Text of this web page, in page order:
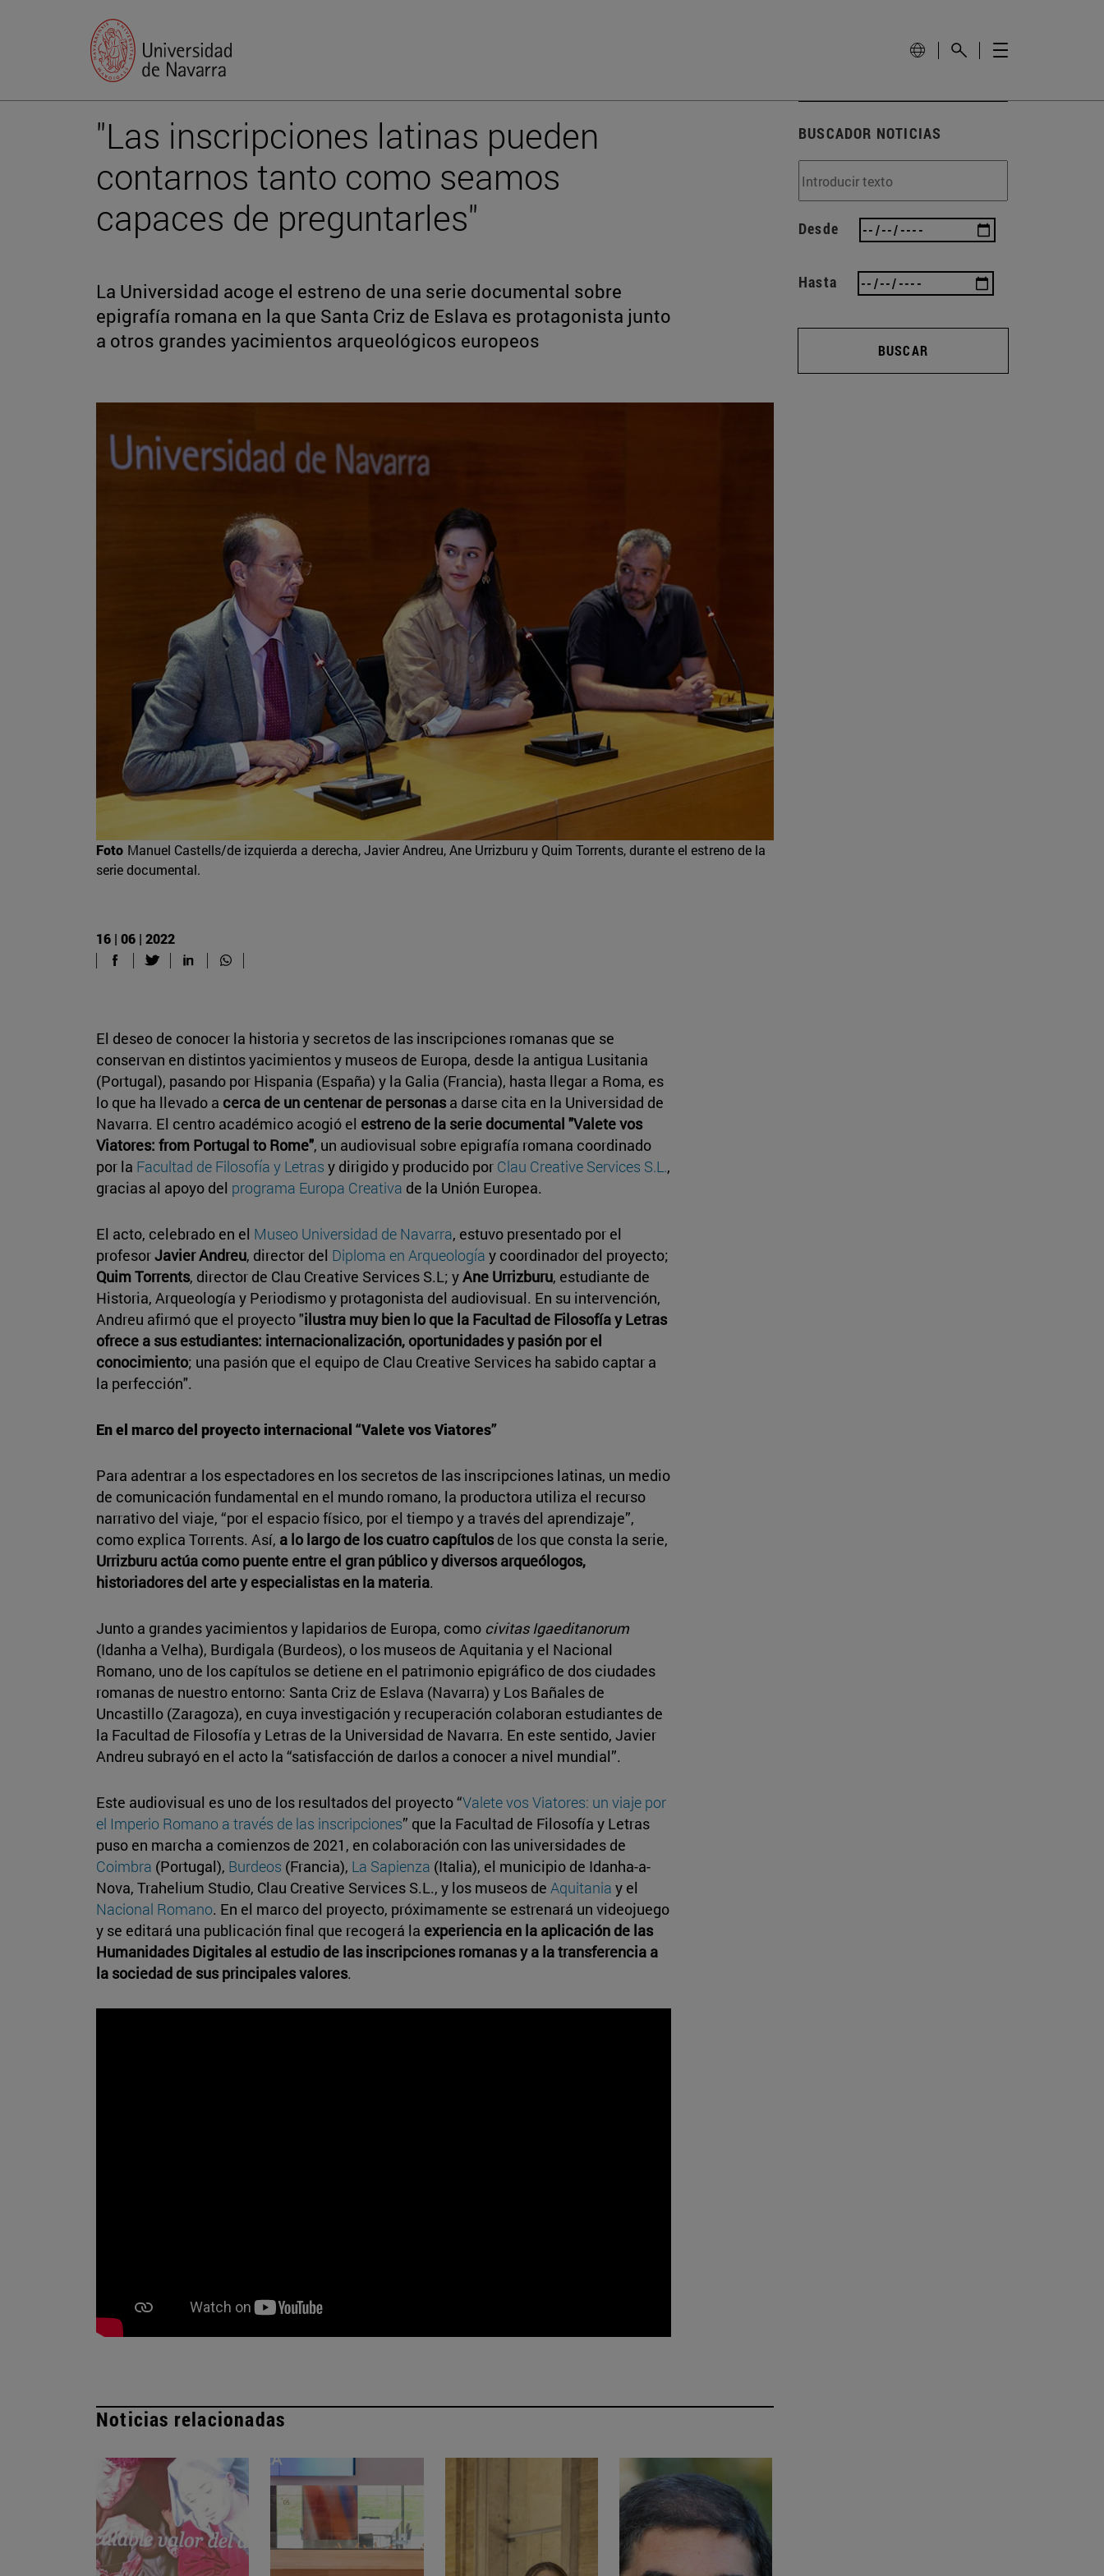
"Las inscripciones latinas pueden
contarnos tanto como seamos
capaces de preguntarles"
La Universidad acoge el estreno de una serie documental sobre
epigrafía romana en la que Santa Criz de Eslava es protagonista junto
a otros grandes yacimientos arqueológicos europeos
Foto Manuel Castells/de izquierda a derecha, Javier Andreu, Ane Urrizburu y Quim Torrents, durante el estreno de la
serie documental.
16 | 06 | 2022
El deseo de conocer la historia y secretos de las inscripciones romanas que se
conservan en distintos yacimientos y museos de Europa, desde la antigua Lusitania
(Portugal), pasando por Hispania (España) y la Galia (Francia), hasta llegar a Roma, es
lo que ha llevado a cerca de un centenar de personasa darse cita en la Universidad de
Navarra. El centro académico acogió el estreno de la serie documental "Valete vos
Viatores: from Portugal to Rome", un audiovisual sobre epigrafía romana coordinado
por la Facultad de Filosofía y Letras y dirigido y producido por Clau Creative Services S.L.,
gracias al apoyo del programa Europa Creativa de la Unión Europea.
El acto, celebrado en el Museo Universidad de Navarra, estuvo presentado por el
profesorJavier Andreu, director del Diploma en Arqueología y coordinador del proyecto;
Quim Torrents, director de Clau Creative Services S.L; yAne Urrizburu, estudiante de
Historia, Arqueología y Periodismo y protagonista del audiovisual. En su intervención,
Andreu afirmó que el proyecto "ilustra muy bien lo que la Facultad de Filosofía y Letras
ofrece a sus estudiantes: internacionalización, oportunidades y pasión por el
conocimiento; una pasión que el equipo de Clau Creative Services ha sabido captar a
la perfección".
En el marco del proyecto internacional “Valete vos Viatores”
Para adentrar a los espectadores en los secretos de las inscripciones latinas, un medio
de comunicación fundamental en el mundo romano, la productora utiliza el recurso
narrativo del viaje, “por el espacio físico, por el tiempo y a través del aprendizaje”,
como explica Torrents. Así, a lo largo de los cuatro capítulosde los que consta la serie,
Urrizburu actúa como puente entre el gran público y diversos arqueólogos,
historiadores del arte y especialistas en la materia.
Junto a grandes yacimientos y lapidarios de Europa, como civitas Igaeditanorum
(Idanha a Velha), Burdigala (Burdeos), o los museos de Aquitania y el Nacional
Romano, uno de los capítulos se detiene en el patrimonio epigráfico de dos ciudades
romanas de nuestro entorno: Santa Criz de Eslava (Navarra) y Los Bañales de
Uncastillo (Zaragoza), en cuya investigación y recuperación colaboran estudiantes de
la Facultad de Filosofía y Letras de la Universidad de Navarra. En este sentido, Javier
Andreu subrayó en el acto la “satisfacción de darlos a conocer a nivel mundial”.
Este audiovisual es uno de los resultados del proyecto “Valete vos Viatores: un viaje por
el Imperio Romano a través de las inscripciones” que la Facultad de Filosofía y Letras
puso en marcha a comienzos de 2021, en colaboración con las universidades de
Coimbra (Portugal), Burdeos (Francia), La Sapienza (Italia), el municipio de Idanha-a-
Nova, Trahelium Studio, Clau Creative Services S.L., y los museos de Aquitania y el
Nacional Romano. En el marco del proyecto, próximamente se estrenará un videojuego
y se editará una publicación final que recogerá la experiencia en la aplicación de las
Humanidades Digitales al estudio de las inscripciones romanas y a la transferencia a
la sociedad de sus principales valores.
Noticias relacionadas
BUSCADOR NOTICIAS
Desde
Hasta
BUSCAR